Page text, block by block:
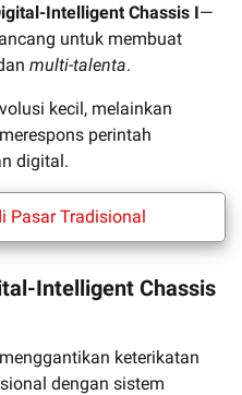
Intelligent Chassis I—
untuk membuat
multi-talenta.
kecil, melainkan
perintah
digital.
Pasar Tradisional
Intelligent Chassis
keterikatan
dengan sistem